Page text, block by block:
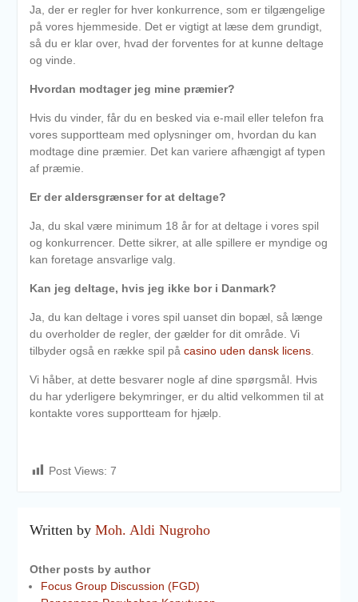
Ja, der er regler for hver konkurrence, som er tilgængelige
på vores hjemmeside. Det er vigtigt at læse dem grundigt,
så du er klar over, hvad der forventes for at kunne deltage
og vinde.
Hvordan modtager jeg mine præmier?
Hvis du vinder, får du en besked via e-mail eller telefon fra
vores supportteam med oplysninger om, hvordan du kan
modtage dine præmier. Det kan variere afhængigt af typen
af præmie.
Er der aldersgrænser for at deltage?
Ja, du skal være minimum 18 år for at deltage i vores spil
og konkurrencer. Dette sikrer, at alle spillere er myndige og
kan foretage ansvarlige valg.
Kan jeg deltage, hvis jeg ikke bor i Danmark?
Ja, du kan deltage i vores spil uanset din bopæl, så længe
du overholder de regler, der gælder for dit område. Vi
tilbyder også en række spil på casino uden dansk licens.
Vi håber, at dette besvarer nogle af dine spørgsmål. Hvis
du har yderligere bekymringer, er du altid velkommen til at
kontakte vores supportteam for hjælp.
Post Views: 7
Written by Moh. Aldi Nugroho
Other posts by author
Focus Group Discussion (FGD)